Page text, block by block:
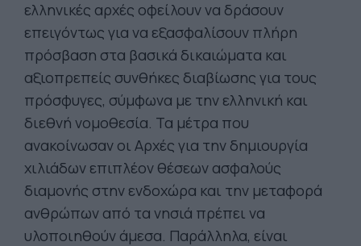
ελληνικές αρχές οφείλουν να δράσουν
επειγόντως για να εξασφαλίσουν πλήρη
πρόσβαση στα βασικά δικαιώματα και
αξιοπρεπείς συνθήκες διαβίωσης για τους
πρόσφυγες, σύμφωνα με την ελληνική και
διεθνή νομοθεσία. Τα μέτρα που
ανακοίνωσαν οι Αρχές για την δημιουργία
χιλιάδων επιπλέον θέσεων ασφαλούς
διαμονής στην ενδοχώρα και την μεταφορά
ανθρώπων από τα νησιά πρέπει να
υλοποιηθούν άμεσα. Παράλληλα, είναι